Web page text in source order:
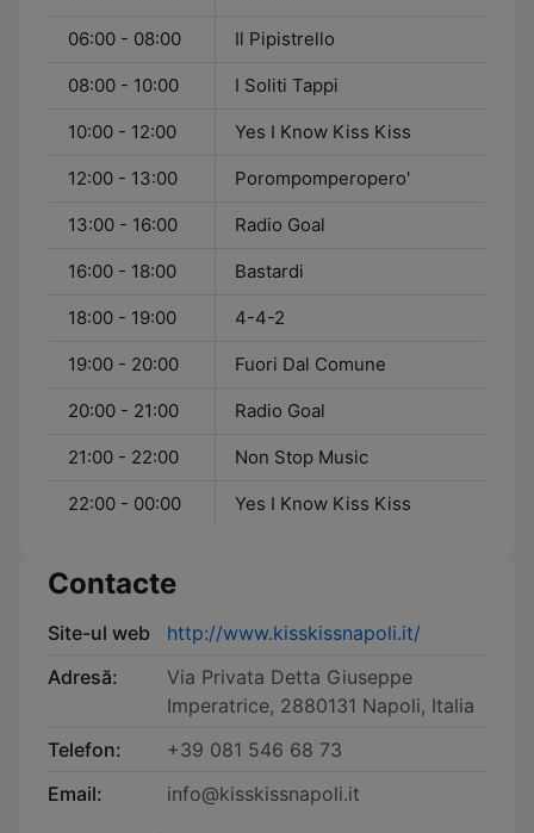
06:00 - 08:00 Il Pipistrello
08:00 - 10:00 I Soliti Tappi
10:00 - 12:00 Yes I Know Kiss Kiss
12:00 - 13:00 Porompomperopero'
13:00 - 16:00 Radio Goal
16:00 - 18:00 Bastardi
18:00 - 19:00 4-4-2
19:00 - 20:00 Fuori Dal Comune
20:00 - 21:00 Radio Goal
21:00 - 22:00 Non Stop Music
22:00 - 00:00 Yes I Know Kiss Kiss
Contacte
Site-ul web
http://www.kisskissnapoli.it/
Adresă:
Via Privata Detta Giuseppe
Imperatrice, 2880131 Napoli, Italia
Telefon:
+39 081 546 68 73
Email:
info@kisskissnapoli.it